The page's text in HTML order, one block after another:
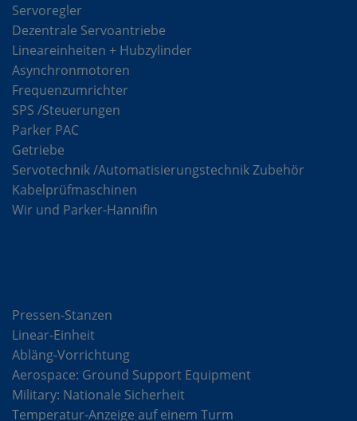
Servoregler
Dezentrale Servoantriebe
Lineareinheiten + Hubzylinder
Asynchronmotoren
Frequenzumrichter
SPS /Steuerungen
Parker PAC
Getriebe
Servotechnik /Automatisierungstechnik Zubehör
Kabelprüfmaschinen
Wir und Parker-Hannifin
Pressen-Stanzen
Linear-Einheit
Abläng-Vorrichtung
Aerospace: Ground Support Equipment
Military: Nationale Sicherheit
Temperatur-Anzeige auf einem Turm